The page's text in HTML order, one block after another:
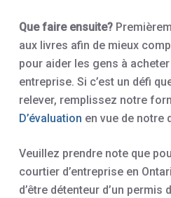
Que faire ensuite?
aux livres afin de mieux
pour aider les gens à
entreprise. Si c’est un défi
relever, remplissez notre
D’évaluation en vue de notre
Veuillez prendre note que
courtier d’entreprise en
d’être détenteur d’un permis